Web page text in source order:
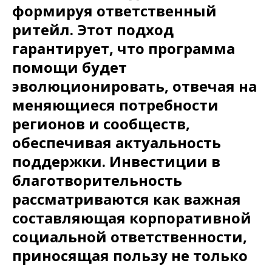
формируя ответственный
ритейл. Этот подход
гарантирует, что программа
помощи будет
эволюционировать, отвечая на
меняющиеся потребности
регионов и сообществ,
обеспечивая актуальность
поддержки. Инвестиции в
благотворительность
рассматриваются как важная
составляющая корпоративной
социальной ответственности,
приносящая пользу не только